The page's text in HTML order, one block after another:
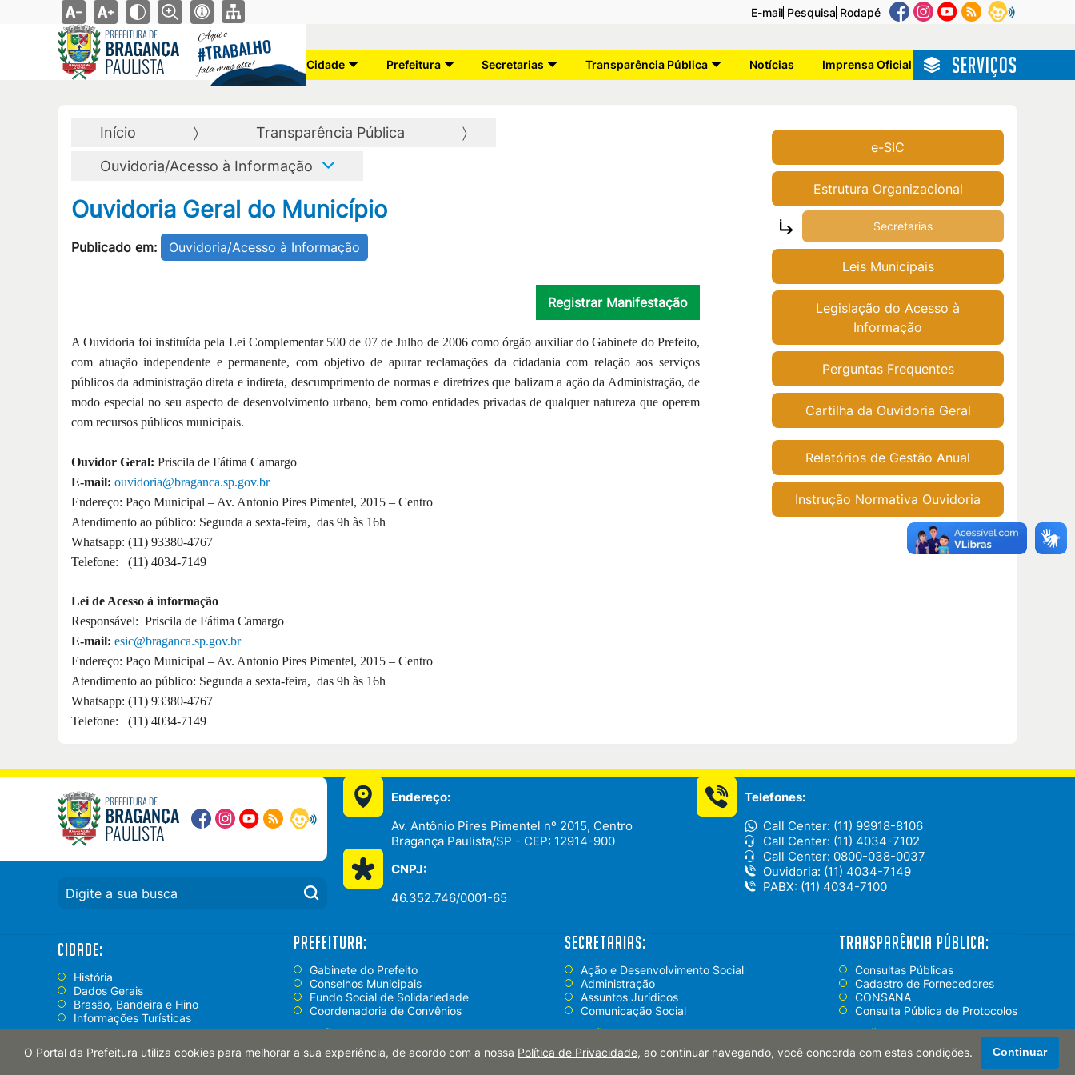
E-mail Pesquisa Rodapé
PREFEITURA DE
BRAGANÇA
PAULISTA
Aqui o
#TRABALHO
fala mais alto! Cidade Prefeitura Secretarias Transparência Pública Notícias Imprensa Oficial SERVIÇOS
Início
Transparência Pública
Ouvidoria/Acesso à Informação
Ouvidoria Geral do Município
Publicado em: Ouvidoria/Acesso à Informação
Registrar Manifestação
A Ouvidoria foi instituída pela Lei Complementar 500 de 07 de Julho de 2006 como órgão auxiliar do Gabinete do Prefeito,
com atuação independente e permanente, com objetivo de apurar reclamações da cidadania com relação aos serviços
públicos da administração direta e indireta, descumprimento de normas e diretrizes que balizam a ação da Administração, de
modo especial no seu aspecto de desenvolvimento urbano, bem como entidades privadas de qualquer natureza que operem
com recursos públicos municipais.
Ouvidor Geral: Priscila de Fátima Camargo
E-mail: ouvidoria@braganca.sp.gov.br
Endereço: Paço Municipal – Av. Antonio Pires Pimentel, 2015 – Centro
Atendimento ao público: Segunda a sexta-feira, das 9h às 16h
Whatsapp: (11) 93380-4767
Telefone: (11) 4034-7149
Lei de Acesso à informação
Responsável: Priscila de Fátima Camargo
E-mail: esic@braganca.sp.gov.br
Endereço: Paço Municipal – Av. Antonio Pires Pimentel, 2015 – Centro
Atendimento ao público: Segunda a sexta-feira, das 9h às 16h
Whatsapp: (11) 93380-4767
Telefone: (11) 4034-7149
e-SIC
Estrutura Organizacional
Secretarias
Leis Municipais
Legislação do Acesso à
Informação
Perguntas Frequentes
Cartilha da Ouvidoria Geral
Relatórios de Gestão Anual
Instrução Normativa Ouvidoria
PREFEITURA DE
BRAGANÇA
PAULISTA
Endereço:
Av. Antônio Pires Pimentel nº 2015, Centro
Bragança Paulista/SP - CEP: 12914-900
CNPJ:
46.352.746/0001-65
Telefones:
Call Center: (11) 99918-8106
Call Center: (11) 4034-7102
Call Center: 0800-038-0037
Ouvidoria: (11) 4034-7149
PABX: (11) 4034-7100
Cidade:
História
Dados Gerais
Brasão, Bandeira e Hino
Informações Turísticas
Prefeitura:
Gabinete do Prefeito
Conselhos Municipais
Fundo Social de Solidariedade
Coordenadoria de Convênios
+opções
Secretarias:
Ação e Desenvolvimento Social
Administração
Assuntos Jurídicos
Comunicação Social
+opções
Transparência Pública:
Consultas Públicas
Cadastro de Fornecedores
CONSANA
Consulta Pública de Protocolos
+opções
O Portal da Prefeitura utiliza cookies para melhorar a sua experiência, de acordo com a nossa Política de Privacidade, ao continuar navegando, você concorda com estas condições. Continuar